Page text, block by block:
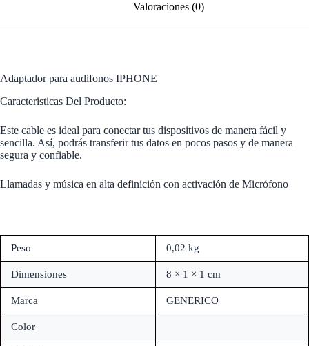
Valoraciones (0)
Adaptador para audifonos IPHONE
Caracteristicas Del Producto:
Este cable es ideal para conectar tus dispositivos de manera fácil y
sencilla. Así, podrás transferir tus datos en pocos pasos y de manera
segura y confiable.
Llamadas y música en alta definición con activación de Micrófono
Peso 0,02 kg
Dimensiones 8 × 1 × 1 cm
Marca GENERICO
Color